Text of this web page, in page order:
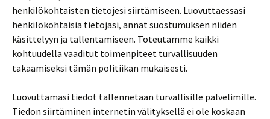
henkilökohtaisten tietojesi siirtämiseen. Luovuttaessasi
henkilökohtaisia tietojasi, annat suostumuksen niiden
käsittelyyn ja tallentamiseen. Toteutamme kaikki
kohtuudella vaaditut toimenpiteet turvallisuuden
takaamiseksi tämän politiikan mukaisesti.
Luovuttamasi tiedot tallennetaan turvallisille palvelimille.
Tiedon siirtäminen internetin välityksellä ei ole koskaan